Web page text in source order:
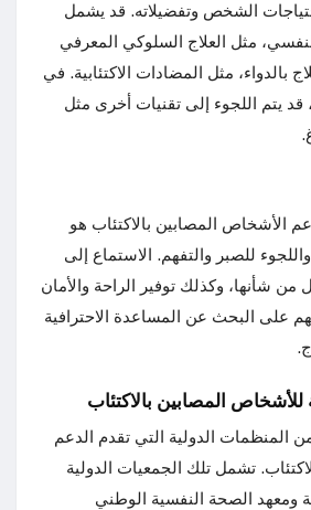
الشخص وتفضيلاته. قد يشمل
مثل العلاج السلوكي المعرفي
بالدواء، مثل المضادات الاكتئابية. في
قد يتم اللجوء إلى تقنيات أخرى مثل
الأشخاص المصابين بالاكتئاب هو
للصبر والتفهم. الاستماع إلى
شأنها، وكذلك توفير الراحة والأمان
على البحث عن المساعدة الاحترافية
للأشخاص المصابين بالاكتئاب
المنظمات الدولية التي تقدم الدعم
تشمل تلك الجمعيات الدولية
ومعهد الصحة النفسية الوطني